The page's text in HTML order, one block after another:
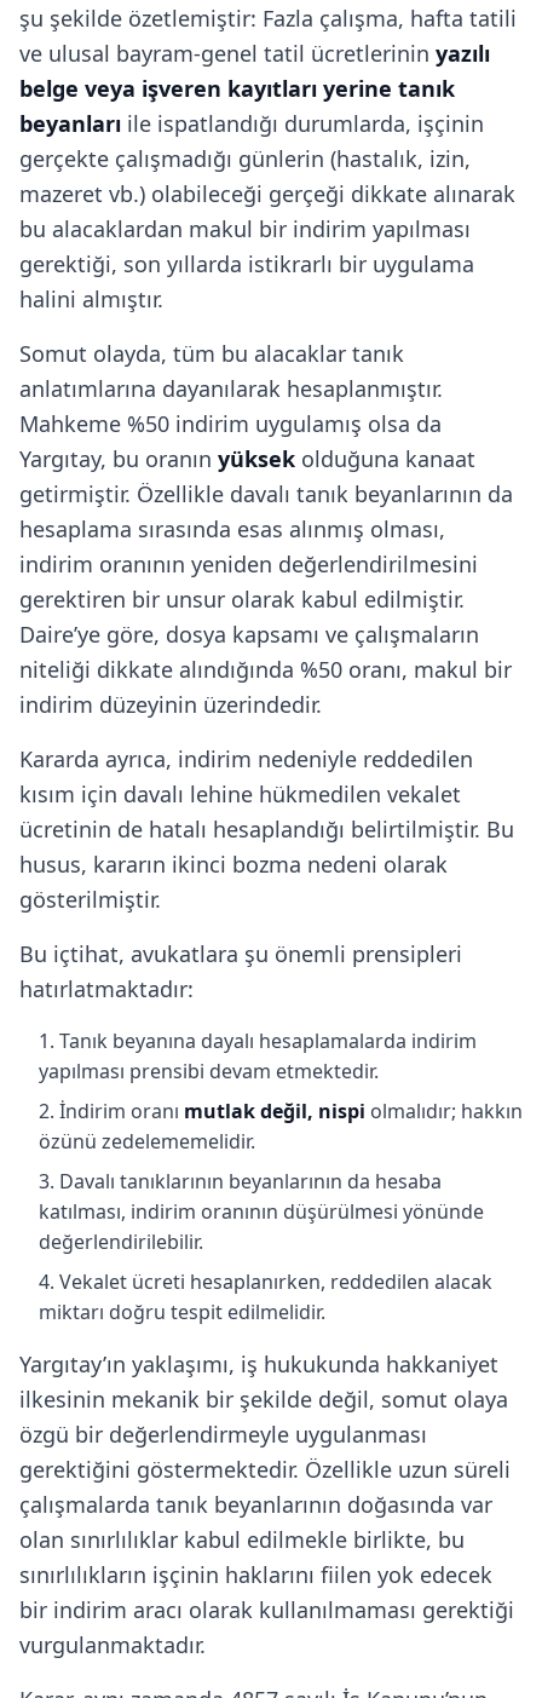
şu şekilde özetlemiştir: Fazla çalışma, hafta tatili
ve ulusal bayram-genel tatil ücretlerinin yazılı
belge veya işveren kayıtları yerine tanık
beyanları ile ispatlandığı durumlarda, işçinin
gerçekte çalışmadığı günlerin (hastalık, izin,
mazeret vb.) olabileceği gerçeği dikkate alınarak
bu alacaklardan makul bir indirim yapılması
gerektiği, son yıllarda istikrarlı bir uygulama
halini almıştır.
Somut olayda, tüm bu alacaklar tanık
anlatımlarına dayanılarak hesaplanmıştır.
Mahkeme %50 indirim uygulamış olsa da
Yargıtay, bu oranın yüksek olduğuna kanaat
getirmiştir. Özellikle davalı tanık beyanlarının da
hesaplama sırasında esas alınmış olması,
indirim oranının yeniden değerlendirilmesini
gerektiren bir unsur olarak kabul edilmiştir.
Daire’ye göre, dosya kapsamı ve çalışmaların
niteliği dikkate alındığında %50 oranı, makul bir
indirim düzeyinin üzerindedir.
Kararda ayrıca, indirim nedeniyle reddedilen
kısım için davalı lehine hükmedilen vekalet
ücretinin de hatalı hesaplandığı belirtilmiştir. Bu
husus, kararın ikinci bozma nedeni olarak
gösterilmiştir.
Bu içtihat, avukatlara şu önemli prensipleri
hatırlatmaktadır:
Tanık beyanına dayalı hesaplamalarda indirim
yapılması prensibi devam etmektedir.
İndirim oranı mutlak değil, nispi olmalıdır; hakkın
özünü zedelememelidir.
Davalı tanıklarının beyanlarının da hesaba
katılması, indirim oranının düşürülmesi yönünde
değerlendirilebilir.
Vekalet ücreti hesaplanırken, reddedilen alacak
miktarı doğru tespit edilmelidir.
Yargıtay’ın yaklaşımı, iş hukukunda hakkaniyet
ilkesinin mekanik bir şekilde değil, somut olaya
özgü bir değerlendirmeyle uygulanması
gerektiğini göstermektedir. Özellikle uzun süreli
çalışmalarda tanık beyanlarının doğasında var
olan sınırlılıklar kabul edilmekle birlikte, bu
sınırlılıkların işçinin haklarını fiilen yok edecek
bir indirim aracı olarak kullanılmaması gerektiği
vurgulanmaktadır.